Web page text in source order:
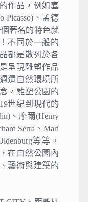
作品，例如塞
Picasso)、孟德
個著名的特色就
不同於一般的
都是散列於各
呈現雕塑作品
遭自然環境所
。雕塑公園的
世紀到現代的
、摩爾(Henry
Serra、Mari
等等。
在自然公園內
藝術與建築的